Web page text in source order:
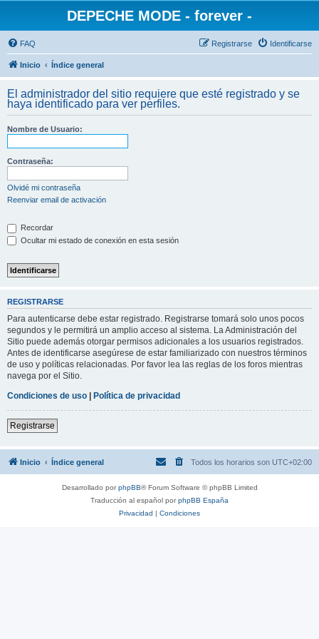
DEPECHE MODE - forever -
FAQ Identificarse
Registrarse
Inicio Índice general
El administrador del sitio requiere que esté registrado y se
haya identificado para ver perfiles.
Nombre de Usuario:
Contraseña:
Olvidé mi contraseña
Reenviar email de activación
Recordar
Ocultar mi estado de conexión en esta sesión
REGISTRARSE
Para autenticarse debe estar registrado. Registrarse tomará solo unos pocos
segundos y le permitirá un amplio acceso al sistema. La Administración del
Sitio puede además otorgar permisos adicionales a los usuarios registrados.
Antes de identificarse asegúrese de estar familiarizado con nuestros términos
de uso y políticas relacionadas. Por favor lea las reglas de los foros mientras
navega por el Sitio.
Condiciones de uso | Política de privacidad
Registrarse
Inicio Índice general Todos los horarios son UTC+02:00
Desarrollado porphpBB® Forum Software © phpBB Limited
Traducción al español porphpBB España
Privacidad | Condiciones